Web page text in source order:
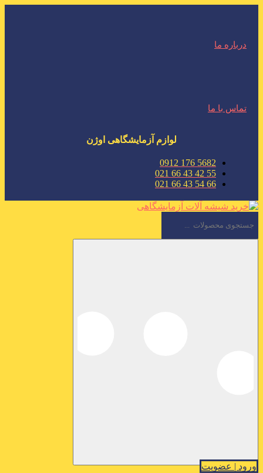
درباره ما
تماس با ما
لوازم آزمایشگاهی اوژن
5682 176 0912
55 42 43 66 021
66 54 43 66 021
ورود | عضویت